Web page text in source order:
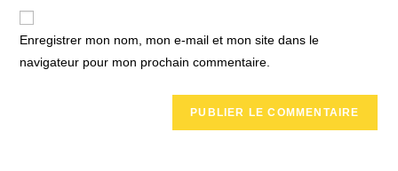
comment
de
Enregistrer mon nom, mon e-mail et mon site dans le
navigateur pour mon prochain commentaire.